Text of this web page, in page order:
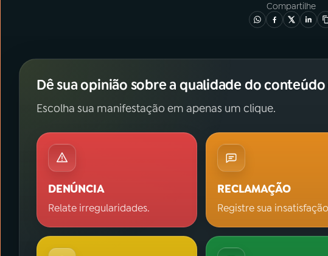
Compartilhe
Dê sua opinião sobre a qualidade do
Escolha sua manifestação em apenas um clique.
DENÚNCIA
Relate irregularidades.
RECLAMAÇÃO
Registre sua